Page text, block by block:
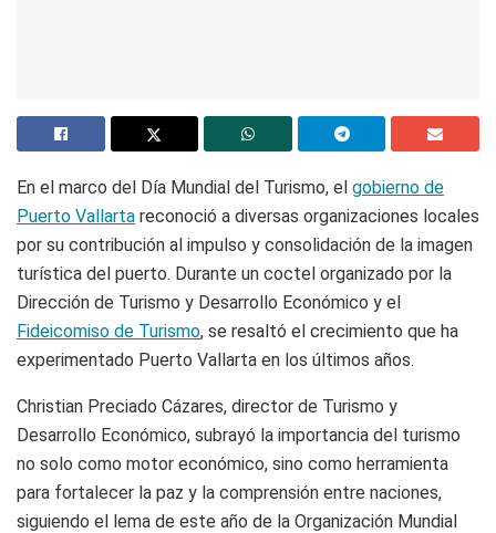
En el marco del Día Mundial del Turismo, el gobierno de
Puerto Vallarta reconoció a diversas organizaciones locales
por su contribución al impulso y consolidación de la imagen
turística del puerto. Durante un coctel organizado por la
Dirección de Turismo y Desarrollo Económico y el
Fideicomiso de Turismo, se resaltó el crecimiento que ha
experimentado Puerto Vallarta en los últimos años.
Christian Preciado Cázares, director de Turismo y
Desarrollo Económico, subrayó la importancia del turismo
no solo como motor económico, sino como herramienta
para fortalecer la paz y la comprensión entre naciones,
siguiendo el lema de este año de la Organización Mundial